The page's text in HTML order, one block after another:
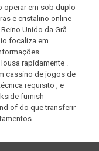
operar em sob duplo
e cristalino online
Unido da Grã-
focaliza em
rapidamente .
cassino de jogos de
requisito , e
furnish
of do que transferir
.